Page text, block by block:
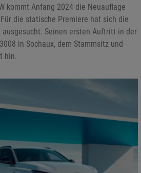
kommt Anfang 2024 die Neuauflage
die statische Premiere hat sich die
Seinen ersten Auftritt in der
in Sochaux, dem Stammsitz und
hin.